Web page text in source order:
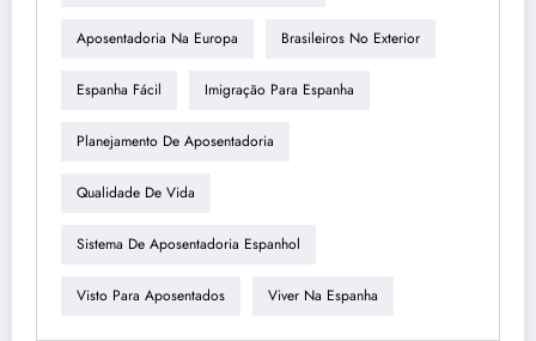
Aposentadoria Na Europa Brasileiros No Exterior
Espanha Fácil Imigração Para Espanha
Planejamento De Aposentadoria
Qualidade De Vida
Sistema De Aposentadoria Espanhol
Visto Para Aposentados Viver Na Espanha